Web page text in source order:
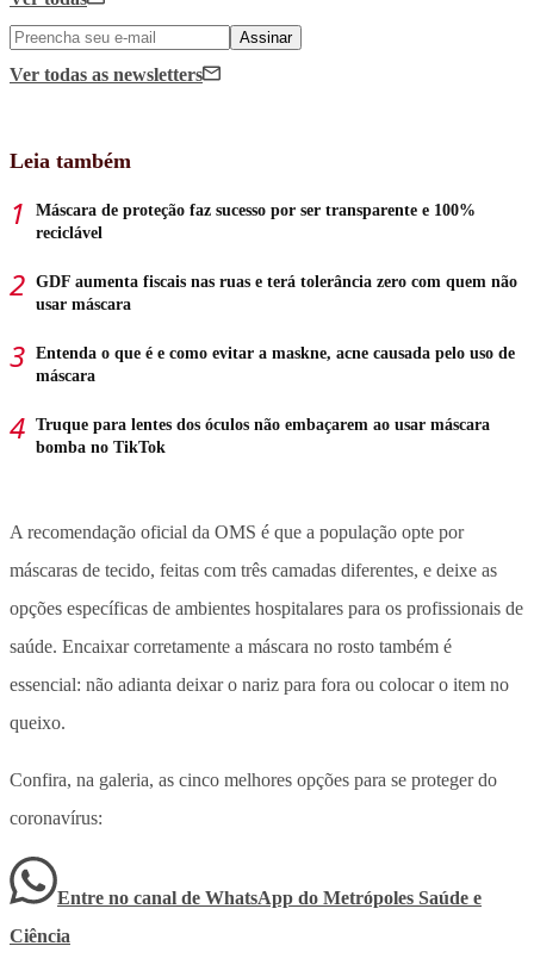
Assinar
Ver todas as newsletters
Leia também
Máscara de proteção faz sucesso por ser transparente e 100%
reciclável
GDF aumenta fiscais nas ruas e terá tolerância zero com quem não
usar máscara
Entenda o que é e como evitar a maskne, acne causada pelo uso de
máscara
Truque para lentes dos óculos não embaçarem ao usar máscara
bomba no TikTok
A recomendação oficial da OMS é que a população opte por
máscaras de tecido, feitas com três camadas diferentes, e deixe as
opções específicas de ambientes hospitalares para os profissionais de
saúde. Encaixar corretamente a máscara no rosto também é
essencial: não adianta deixar o nariz para fora ou colocar o item no
queixo.
Confira, na galeria, as cinco melhores opções para se proteger do
coronavírus:
Entre no canal de WhatsApp do Metrópoles Saúde e
Ciência